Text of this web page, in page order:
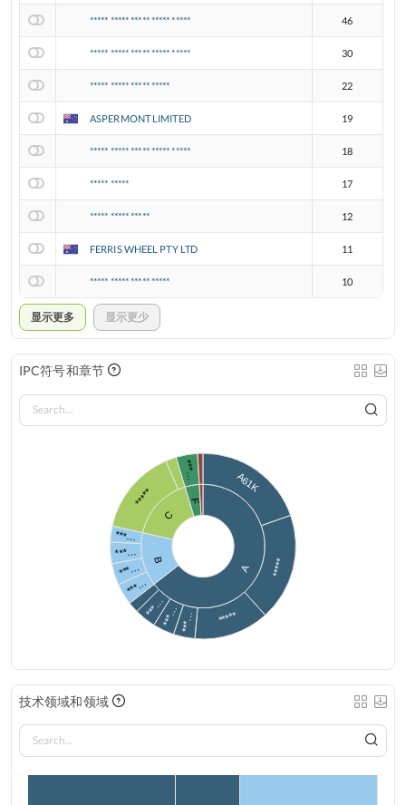
***** ***** ***** ***** ***** 46
***** ***** ***** ***** ***** 30
***** ***** ***** ***** 22
ASPERMONT LIMITED 19
***** ***** ***** ***** ***** 18
***** ***** 17
***** ***** ***** 12
FERRIS WHEEL PTY LTD 11
***** ***** ***** ***** 10
显示更多 显示更少
IPC符号和章节
A
A61K
*****
*****
***…
***…
***…
B
***…
***…
***…
***…
C
***** F
***…
技术领域和领域